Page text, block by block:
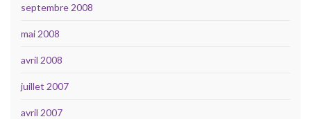
septembre 2008
mai 2008
avril 2008
juillet 2007
avril 2007